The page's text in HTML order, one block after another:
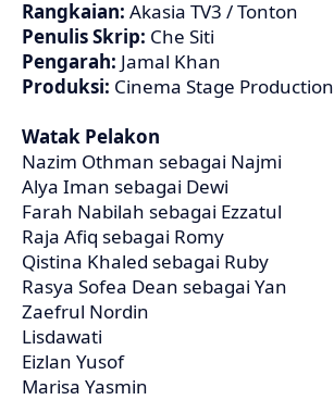
Rangkaian: Akasia TV3 / Tonton
Penulis Skrip: Che Siti
Pengarah: Jamal Khan
Produksi: Cinema Stage Production
Watak Pelakon
Nazim Othman sebagai Najmi
Alya Iman sebagai Dewi
Farah Nabilah sebagai Ezzatul
Raja Afiq sebagai Romy
Qistina Khaled sebagai Ruby
Rasya Sofea Dean sebagai Yan
Zaefrul Nordin
Lisdawati
Eizlan Yusof
Marisa Yasmin